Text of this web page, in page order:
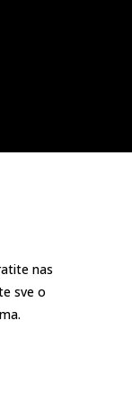
nas
sve o